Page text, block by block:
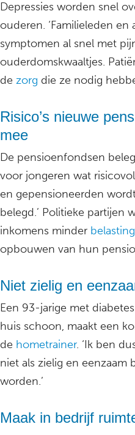
Depressies worden snel
ouderen. ‘Familieleden en
symptomen al snel met
ouderdomskwaaltjes.
de zorg die ze nodig
Risico’s nieuwe
mee
De pensioenfondsen
voor jongeren wat
en gepensioneerden
belegd.’ Politieke partijen
inkomens minder
opbouwen van hun
Niet zielig en
Een 93-jarige met
huis schoon, maakt een
de hometrainer. ‘Ik ben
niet als zielig en eenzaam
worden.’
Maak in bedrijf